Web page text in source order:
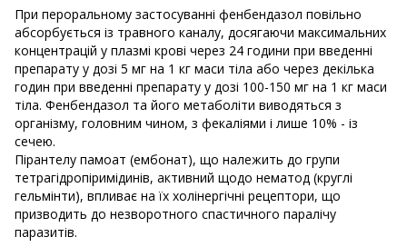
При пероральному застосуванні фенбендазол повільно
абсорбується із травного каналу, досягаючи максимальних
концентрацій у плазмі крові через 24 години при введенні
препарату у дозі 5 мг на 1 кг маси тіла або через декілька
годин при введенні препарату у дозі 100-150 мг на 1 кг маси
тіла. Фенбендазол та його метаболіти виводяться з
організму, головним чином, з фекаліями і лише 10% - із
сечею.
Пірантелу памоат (ембонат), що належить до групи
тетрагідропіримідинів, активний щодо нематод (круглі
гельмінти), впливає на їх холінергічні рецептори, що
призводить до незворотного спастичного паралічу
паразитів.